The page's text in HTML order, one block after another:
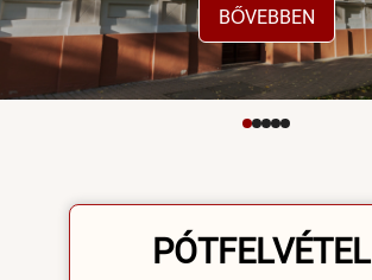
BŐVEBBEN
PÓTFELVÉTELI